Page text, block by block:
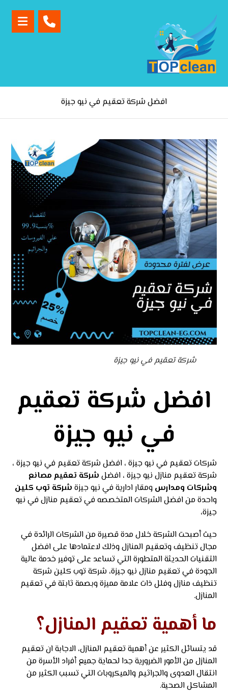
افضل شركة تعقيم في نيو جيزة
شركة تعقيم في نيو جيزة
افضل شركة تعقيم
في نيو جيزة
شركات تعقيم في نيو جيزة ، افضل شركة تعقيم في نيو جيزة ،
شركة تعقيم منازل نيو جيزة ، افضل شركة تعقيم مصانع
وشركات ومدارس ومقار ادارية في نيو جيزة شركة توب كلين
واحدة من افضل الشركات المتخصصه في تعقيم منازل في نيو
جيزة،
حيث أصبحت الشركة خلال مدة قصيرة من الشركات الرائدة في
مجال تنظيف وتعقيم المنازل وذلك لاعتمادها على افضل
التقنيات الحديثة المتطورة التي تساعد على توفير خدمة عالية
الجودة في تعقيم منازل نيو جيزة، شركة توب كلين شركة
تنظيف منازل وفلل ذات علامة مميزة وبصمة ثابتة في تعقيم
المنازل.
ما أهمية تعقيم المنازل؟
قد يتسائل الكثير عن أهمية تعقيم المنازل، الاجابة ان تعقيم
المنازل من الأمور الضرورية جدا لحماية جميع أفراد الأسرة من
انتقال العدوى والجراثيم والميكروبات التي تسبب الكثير من
المشاكل الصحية.